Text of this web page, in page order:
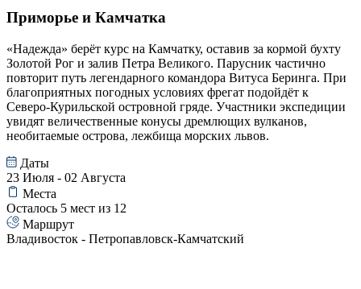
Приморье и Камчатка
«Надежда» берёт курс на Камчатку, оставив за кормой бухту
Золотой Рог и залив Петра Великого. Парусник частично
повторит путь легендарного командора Витуса Беринга. При
благоприятных погодных условиях фрегат подойдёт к
Северо-Курильской островной гряде. Участники экспедиции
увидят величественные конусы дремлющих вулканов,
необитаемые острова, лежбища морских львов.
Даты
23 Июля - 02 Августа
Места
Осталось 5 мест из 12
Маршрут
Владивосток - Петропавловск-Камчатский